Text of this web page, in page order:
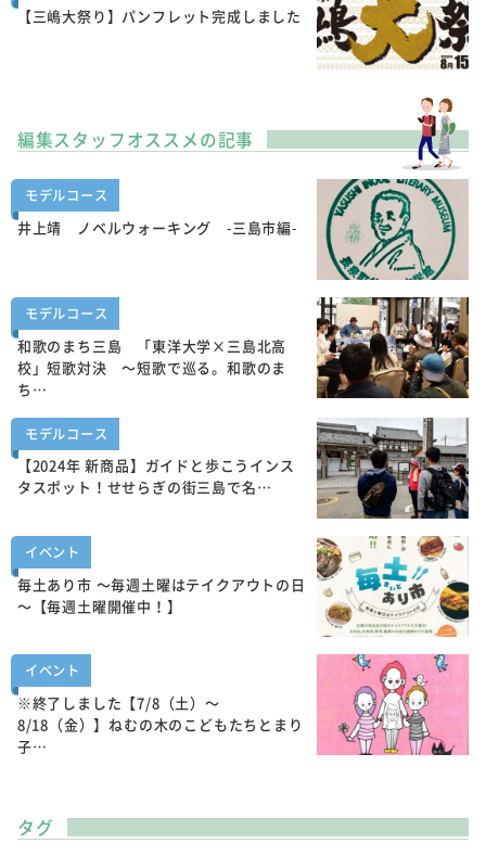
【三嶋大祭り】パンフレット完成しました
編集スタッフオススメの記事
モデルコース
井上靖 ノベルウォーキング -三島市編-
モデルコース
和歌のまち三島 「東洋大学×三島北高
校」短歌対決 ～短歌で巡る。和歌のま
ち…
モデルコース
【2024年 新商品】ガイドと歩こうインス
タスポット！せせらぎの街三島で名…
イベント
毎土あり市 ～毎週土曜はテイクアウトの日
～【毎週土曜開催中！】
イベント
※終了しました【7/8（土）～
8/18（金）】ねむの木のこどもたちとまり
子…
タグ